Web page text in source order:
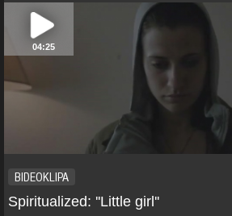
04:25
BIDEOKLIPA
Spiritualized: ''Little girl''